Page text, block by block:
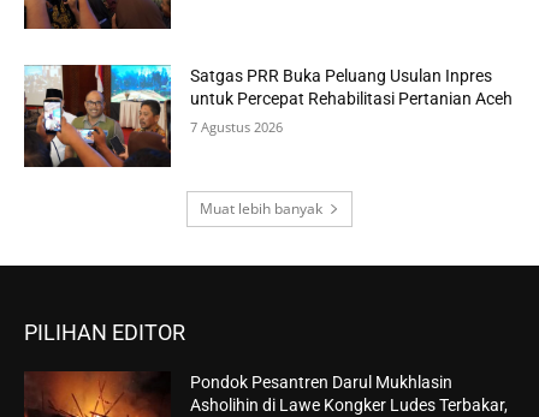
Satgas PRR Buka Peluang Usulan Inpres
untuk Percepat Rehabilitasi Pertanian Aceh
7 Agustus 2026
Muat lebih banyak
PILIHAN EDITOR
Pondok Pesantren Darul Mukhlasin
Asholihin di Lawe Kongker Ludes Terbakar,